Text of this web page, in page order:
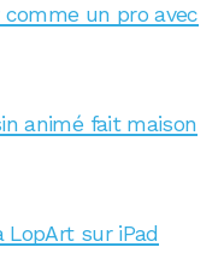
un pro avec
animé fait maison
LopArt sur iPad